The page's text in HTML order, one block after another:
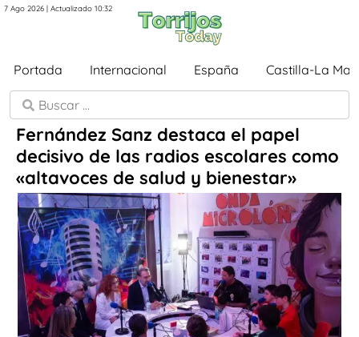
7 Ago 2026 | Actualizado 10:32
Portada Internacional España Castilla-La
Fernández Sanz destaca el papel
decisivo de las radios escolares como
«altavoces de salud y bienestar»